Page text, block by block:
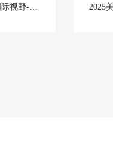
ACG冲藤大师班-开拓国际视野-激发创新潜力-提升英文表达力